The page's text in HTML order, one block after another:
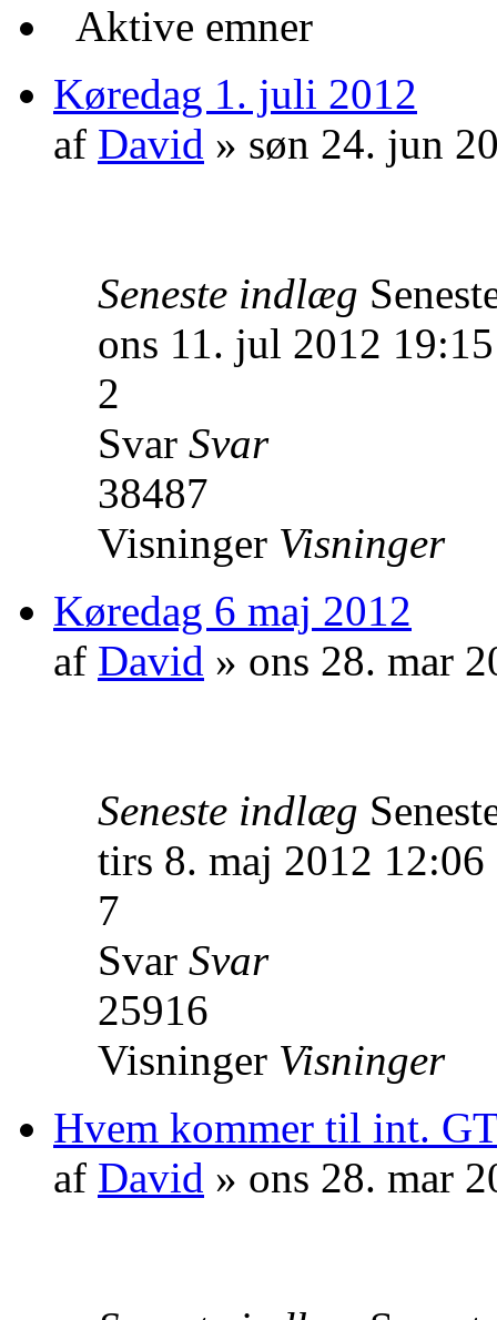
Aktive emner
Køredag 1. juli 2012
af David » søn 24. jun
Seneste indlæg
ons 11. jul 2012 19:15
2
Svar Svar
38487
Visninger Visninger
Køredag 6 maj 2012
af David » ons 28. mar
Seneste indlæg
tirs 8. maj 2012 12:06
7
Svar Svar
25916
Visninger Visninger
Hvem kommer til int.
af David » ons 28. mar